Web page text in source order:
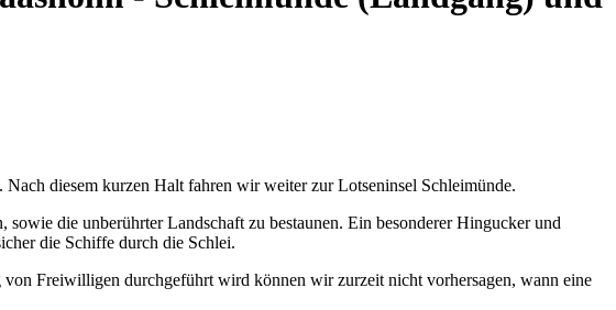
diesem kurzen Halt fahren wir weiter zur Lotseninsel Schleimünde.
die unberührter Landschaft zu bestaunen. Ein besonderer Hingucker und
die Schiffe durch die Schlei.
von Freiwilligen durchgeführt wird können wir zurzeit nicht vorhersagen, wann eine